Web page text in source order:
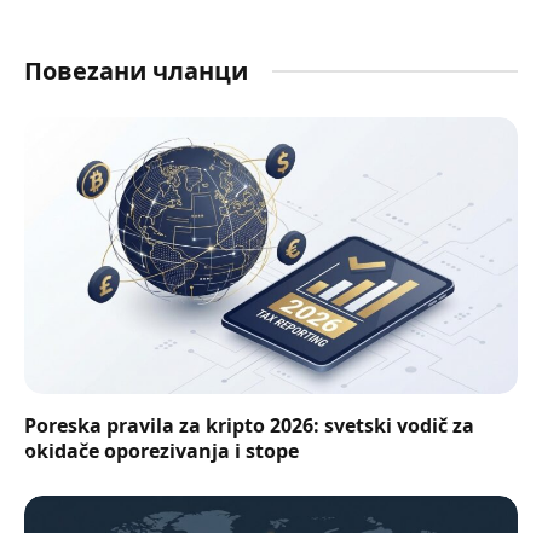
Повеzани чланци
Poreska pravila za kripto 2026: svetski vodič za
okidače oporezivanja i stope